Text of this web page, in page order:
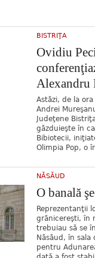
BISTRIŢA
Ovidiu
Alexandru
Astăzi, de la
Andrei
Judeţene
găzduieşte în
Bibiotecii,
Olimpia Pop, o
NĂSĂUD
O banală
Reprezentanţii
grănicereşti, în
trebuiau să se
Năsăud, în sala
pentru